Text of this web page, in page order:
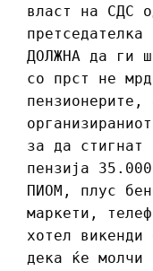
власт на СДС
ДОЛЖНА да ги
со прст не
за да стигнат
пензија
ПИОМ, плус
маркети,
хотел
дека ќе молчи